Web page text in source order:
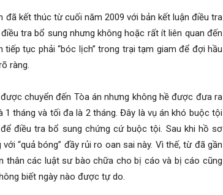
đã kết thúc từ cuối năm 2009 với bản kết luận điều tra
tra bổ sung nhưng không hoặc rất ít liên quan đến
tiếp tục phải “bóc lịch” trong trại tạm giam để đợi hầu
ràng.
chuyển đến Tòa án nhưng không hề được đưa ra
tháng và tối đa là 2 tháng. Đây là vụ án khó buộc tội
điều tra bổ sung chứng cứ buộc tội. Sau khi hồ sơ
“quả bóng” đầy rủi ro oan sai này. Vì thế, từ đã gần
thân các luật sư bào chữa cho bị cáo và bị cáo cũng
biết ngày nào được tự do.